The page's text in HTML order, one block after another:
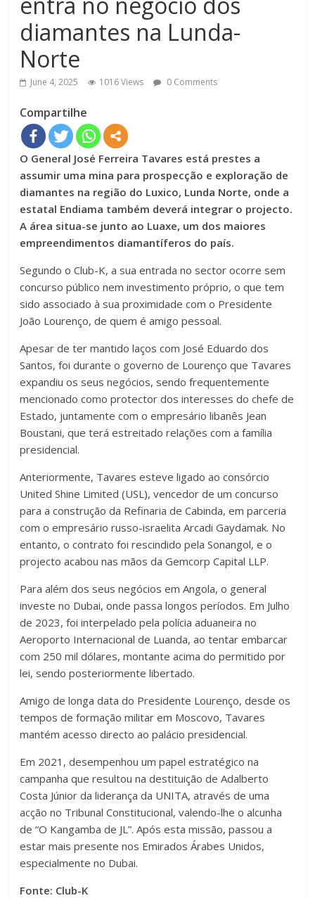
diamantes na Lunda-
Norte
June 4, 2025 1016 Views 0 Comments
Compartilhe
O General José Ferreira Tavares está prestes a
assumir uma mina para prospecção e exploração de
diamantes na região do Luxico, Lunda Norte, onde a
estatal Endiama também deverá integrar o projecto.
A área situa-se junto ao Luaxe, um dos maiores
empreendimentos diamantíferos do país.
Segundo o Club-K, a sua entrada no sector ocorre sem
concurso público nem investimento próprio, o que tem
sido associado à sua proximidade com o Presidente
João Lourenço, de quem é amigo pessoal.
Apesar de ter mantido laços com José Eduardo dos
Santos, foi durante o governo de Lourenço que Tavares
expandiu os seus negócios, sendo frequentemente
mencionado como protector dos interesses do chefe de
Estado, juntamente com o empresário libanês Jean
Boustani, que terá estreitado relações com a família
presidencial.
Anteriormente, Tavares esteve ligado ao consórcio
United Shine Limited (USL), vencedor de um concurso
para a construção da Refinaria de Cabinda, em parceria
com o empresário russo-israelita Arcadi Gaydamak. No
entanto, o contrato foi rescindido pela Sonangol, e o
projecto acabou nas mãos da Gemcorp Capital LLP.
Para além dos seus negócios em Angola, o general
investe no Dubai, onde passa longos períodos. Em Julho
de 2023, foi interpelado pela polícia aduaneira no
Aeroporto Internacional de Luanda, ao tentar embarcar
com 250 mil dólares, montante acima do permitido por
lei, sendo posteriormente libertado.
Amigo de longa data do Presidente Lourenço, desde os
tempos de formação militar em Moscovo, Tavares
mantém acesso directo ao palácio presidencial.
Em 2021, desempenhou um papel estratégico na
campanha que resultou na destituição de Adalberto
Costa Júnior da liderança da UNITA, através de uma
acção no Tribunal Constitucional, valendo-lhe o alcunha
de “O Kangamba de JL”. Após esta missão, passou a
estar mais presente nos Emirados Árabes Unidos,
especialmente no Dubai.
Fonte: Club-K